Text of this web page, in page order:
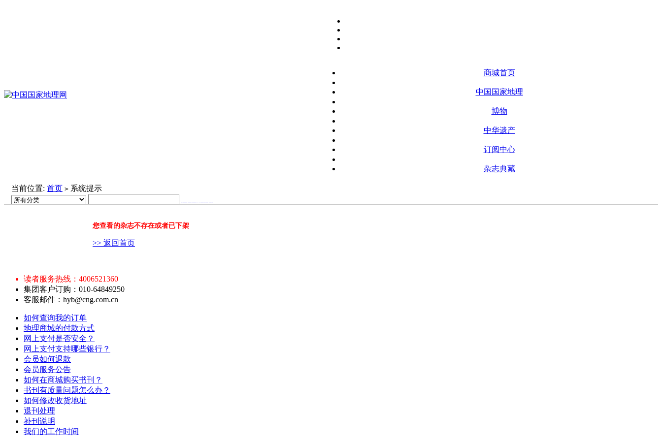
商城首页
中国国家地理
博物
中华遗产
订阅中心
杂志典藏
当前位置: 首页 > 系统提示
您查看的杂志不存在或者已下架
>> 返回首页
读者服务热线：4006521360
集团客户订购：010-64849250
客服邮件：hyb@cng.com.cn
如何查询我的订单
地理商城的付款方式
网上支付是否安全？
网上支付支持哪些银行？
会员如何退款
会员服务公告
如何在商城购买书刊？
书刊有质量问题怎么办？
如何修改收货地址
退刊处理
补刊说明
我们的工作时间